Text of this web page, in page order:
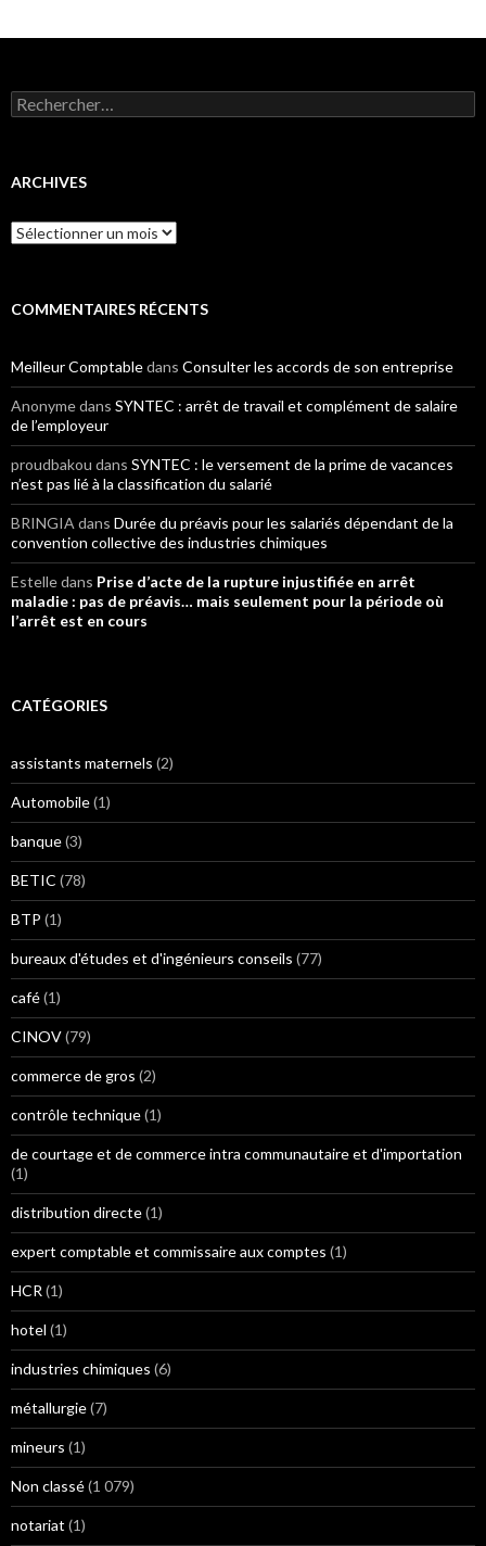
Rechercher :
ARCHIVES
Archives
COMMENTAIRES RÉCENTS
Meilleur Comptabledans Consulter les accords de son entreprise
Anonymedans SYNTEC : arrêt de travail et complément de salaire
de l’employeur
proudbakou dans SYNTEC : le versement de la prime de vacances
n’est pas lié à la classification du salarié
BRINGIA dans Durée du préavis pour les salariés dépendant de la
convention collective des industries chimiques
Estelledans Prise d’acte de la rupture injustifiée en arrêt
maladie : pas de préavis… mais seulement pour la période où
l’arrêt est en cours
CATÉGORIES
assistants maternels (2)
Automobile(1)
banque(3)
BETIC (78)
BTP (1)
bureaux d'études et d'ingénieurs conseils (77)
café(1)
CINOV(79)
commerce de gros (2)
contrôle technique(1)
de courtage et de commerce intra communautaire et d'importation
(1)
distribution directe(1)
expert comptable et commissaire aux comptes (1)
HCR (1)
hotel (1)
industries chimiques (6)
métallurgie(7)
mineurs (1)
Non classé(1 079)
notariat (1)